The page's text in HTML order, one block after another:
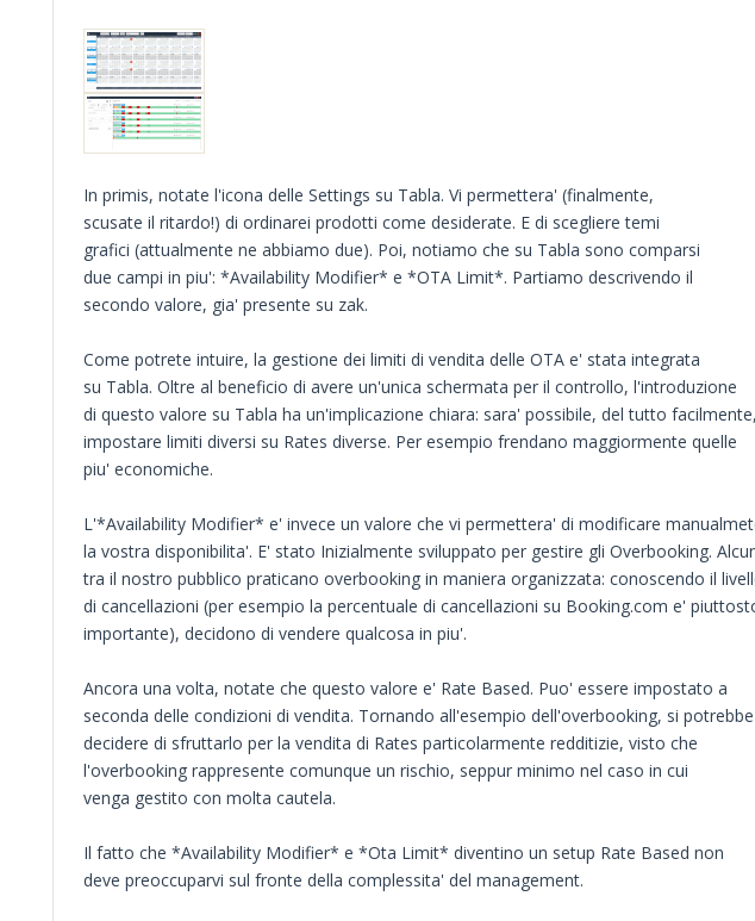
In primis, notate l'icona delle Settings su Tabla. Vi permettera' (finalmente,
scusate il ritardo!) di ordinarei prodotti come desiderate. E di scegliere temi
grafici (attualmente ne abbiamo due). Poi, notiamo che su Tabla sono comparsi
due campi in piu': *Availability Modifier* e *OTA Limit*. Partiamo descrivendo il
secondo valore, gia' presente su zak.
Come potrete intuire, la gestione dei limiti di vendita delle OTA e' stata integrata
su Tabla. Oltre al beneficio di avere un'unica schermata per il controllo, l'introduzione
di questo valore su Tabla ha un'implicazione chiara: sara' possibile, del tutto facilmente,
impostare limiti diversi su Rates diverse. Per esempio frendano maggiormente quelle
piu' economiche.
L'*Availability Modifier* e' invece un valore che vi permettera' di modificare
la vostra disponibilita'. E' stato Inizialmente sviluppato per gestire gli Overbooking.
tra il nostro pubblico praticano overbooking in maniera organizzata: conoscendo il
di cancellazioni (per esempio la percentuale di cancellazioni su Booking.com e'
importante), decidono di vendere qualcosa in piu'.
Ancora una volta, notate che questo valore e' Rate Based. Puo' essere impostato a
seconda delle condizioni di vendita. Tornando all'esempio dell'overbooking, si potrebbe
decidere di sfruttarlo per la vendita di Rates particolarmente redditizie, visto che
l'overbooking rappresente comunque un rischio, seppur minimo nel caso in cui
venga gestito con molta cautela.
Il fatto che *Availability Modifier* e *Ota Limit* diventino un setup Rate Based non
deve preoccuparvi sul fronte della complessita' del management.